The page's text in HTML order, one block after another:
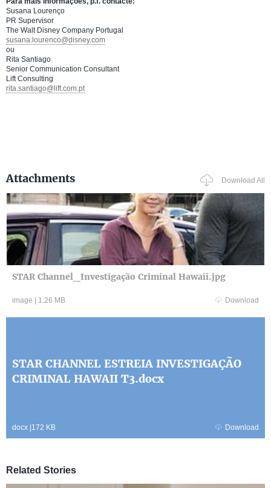
Susana Lourenço
PR Supervisor
The Walt Disney Company Portugal
susana.lourenco@disney.com
ou
Rita Santiago
Senior Communication Consultant
Lift Consulting
rita.santiago@lift.com.pt
Attachments Download All
STAR Channel_Investigação Criminal Hawaii.jpg
image | 1.26 MB Download
STAR CHANNEL ESTREIA INVESTIGAÇÃO
CRIMINAL HAWAII T3.docx
docx |172 KB Download
Related Stories